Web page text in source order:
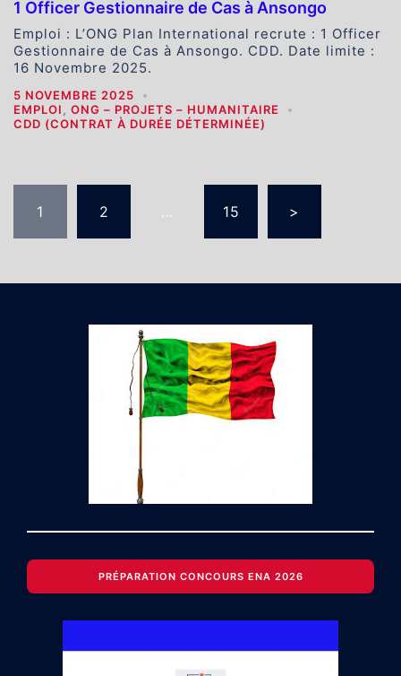
1 Officer Gestionnaire de Cas à Ansongo
Emploi : L’ONG Plan International recrute : 1 Officer
Gestionnaire de Cas à Ansongo. CDD. Date limite :
16 Novembre 2025.
5 NOVEMBRE 2025
EMPLOI , ONG – PROJETS – HUMANITAIRE
CDD (CONTRAT À DURÉE DÉTERMINÉE)
des
publications
1 2 … 15 >
PRÉPARATION CONCOURS ENA 2026